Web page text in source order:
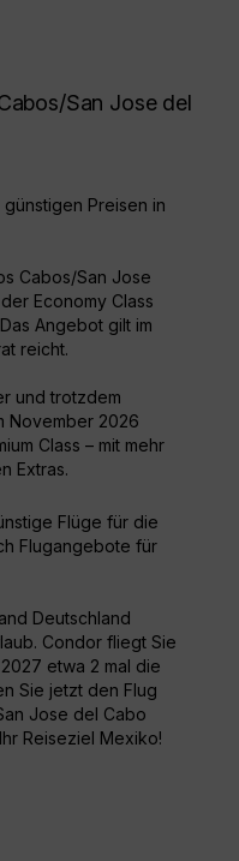
San Jose del
Preisen in
Cabos/San Jose
Economy Class
Angebot gilt im
reicht.
und trotzdem
November 2026
Class – mit mehr
Extras.
Flüge für die
Flugangebote für
Deutschland
Condor fliegt Sie
etwa 2 mal die
Sie jetzt den Flug
Jose del Cabo
Reiseziel Mexiko!